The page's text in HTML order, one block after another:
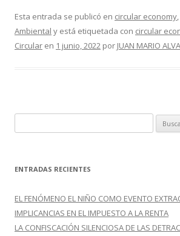
e
b
itt
er
m
p
Esta entrada se publicó en circular economy,
Ambiental y está etiquetada con circular
Circular en 1 junio, 2022 por JUAN MARIO
u
c
r
:
ENTRADAS RECIENTES
EL FENÓMENO EL NIÑO COMO EVENTO
IMPLICANCIAS EN EL IMPUESTO A LA RENTA
LA CONFISCACIÓN SILENCIOSA DE LAS